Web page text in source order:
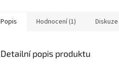
Popis Hodnocení (1) Diskuze
Detailní popis produktu